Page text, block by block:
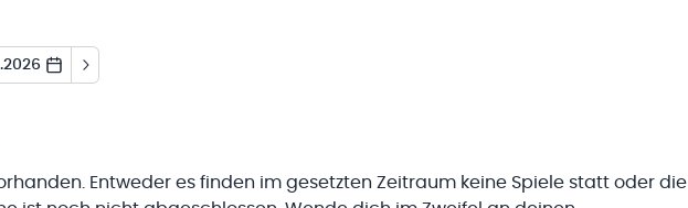
Entweder es finden im gesetzten Zeitraum keine Spiele statt oder die